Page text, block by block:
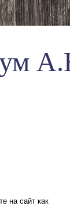
на сайт как